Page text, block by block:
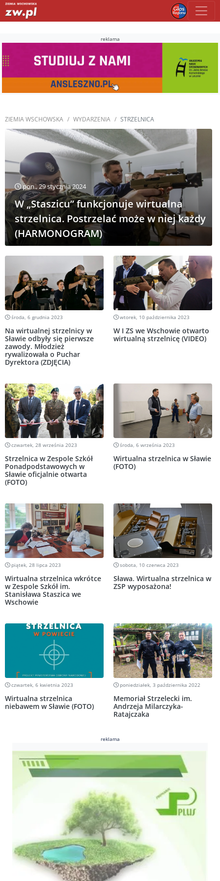
reklama
ZIEMIA WSCHOWSKA WYDARZENIA STRZELNICA
pon., 29 stycznia 2024
W „Staszicu” funkcjonuje wirtualna
strzelnica. Postrzelać może w niej każdy
(HARMONOGRAM)
środa, 6 grudnia 2023
Na wirtualnej strzelnicy w
Sławie odbyły się pierwsze
zawody. Młodzież
rywalizowała o Puchar
Dyrektora (ZDJĘCIA)
wtorek, 10 października 2023
W I ZS we Wschowie otwarto
wirtualną strzelnicę (VIDEO)
czwartek, 28 września 2023
Strzelnica w Zespole Szkół
Ponadpodstawowych w
Sławie oficjalnie otwarta
(FOTO)
środa, 6 września 2023
Wirtualna strzelnica w Sławie
(FOTO)
piątek, 28 lipca 2023
Wirtualna strzelnica wkrótce
w Zespole Szkół im.
Stanisława Staszica we
Wschowie
sobota, 10 czerwca 2023
Sława. Wirtualna strzelnica w
ZSP wyposażona!
czwartek, 6 kwietnia 2023
Wirtualna strzelnica
niebawem w Sławie (FOTO)
poniedziałek, 3 października 2022
Memoriał Strzelecki im.
Andrzeja Milarczyka-
Ratajczaka
reklama